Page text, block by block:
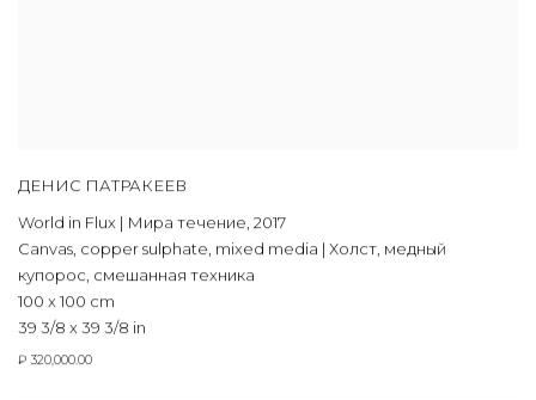
ДЕНИС ПАТРАКЕЕВ
World in Flux | Мира течение, 2017
Canvas, copper sulphate, mixed media | Холст, медный
купорос, смешанная техника
100 x 100 cm
39 3/8 x 39 3/8 in
₽ 320,000.00